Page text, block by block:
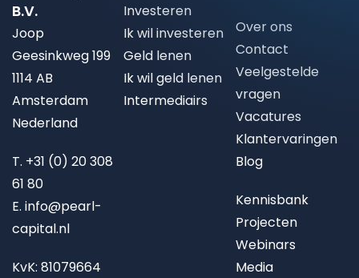
B.V.
Joop
Geesinkweg 199
1114 AB
Amsterdam
Nederland
T. +31 (0) 20 308
61 80
E. info@pearl-
capital.nl
KvK: 81079664
Investeren
Ik wil investeren
Geld lenen
Ik wil geld lenen
Intermediairs
Over ons
Contact
Veelgestelde
vragen
Vacatures
Klantervaringen
Blog
Kennisbank
Projecten
Webinars
Media